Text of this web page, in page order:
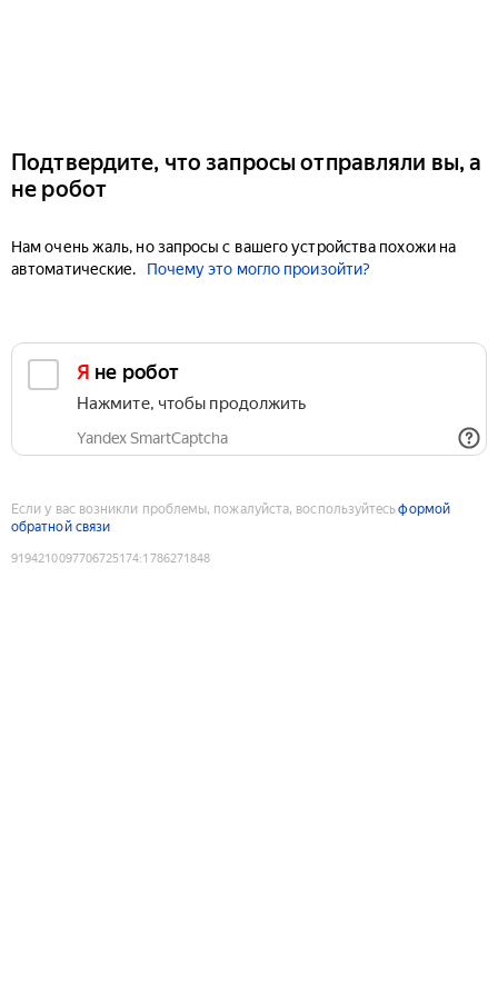
Подтвердите, что запросы отправляли вы, а
не робот
Нам очень жаль, но запросы с вашего устройства похожи на
автоматические.
Почему это могло произойти?
Я не робот
Нажмите, чтобы продолжить
Yandex SmartCaptcha
Если у вас возникли проблемы, пожалуйста, воспользуйтесьформой
обратной связи
9194210097706725174:1786271848